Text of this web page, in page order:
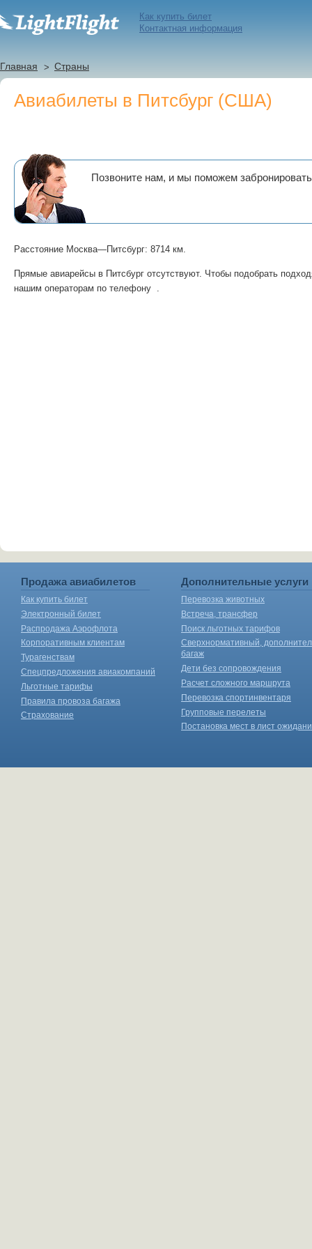
Как купить билет
Контактная информация
Главная Страны
Авиабилеты в Питсбург (США)
Позвоните нам, и мы поможем
Расстояние Москва—Питсбург: 8714 км.
Прямые авиарейсы в Питсбург отсутствуют. Чтобы подобрать
нашим операторам по телефону .
Продажа авиабилетов
Как купить билет
Электронный билет
Распродажа Аэрофлота
Корпоративным клиентам
Турагенствам
Спецпредложения авиакомпаний
Льготные тарифы
Правила провоза багажа
Страхование
Дополнительные услуги
Перевозка животных
Встреча, трансфер
Поиск льготных тарифов
Сверхнормативный,
багаж
Дети без сопровождения
Расчет сложного маршрута
Перевозка спортинвентаря
Групповые перелеты
Постановка мест в лист